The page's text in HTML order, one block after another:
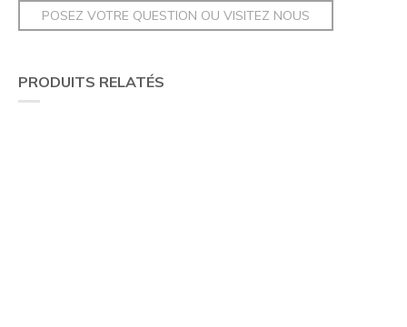
POSEZ VOTRE QUESTION OU VISITEZ NOUS
PRODUITS RELATÉS